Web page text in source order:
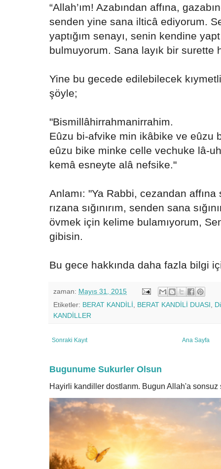
“Allah’ım! Azabından affına,
senden yine sana ilticâ ediyorum.
yaptığım senayı, senin kendine
bulmuyorum. Sana layık bir surette
Yine bu gecede edilebilecek
şöyle;
"Bismillâhirrahmanirrahim.
Eûzu bi-afvike min ikâbike ve eûzu
eûzu bike minke celle vechuke lâ-
kemâ esneyte alâ nefsike."
Anlamı: "Ya Rabbi, cezandan affına
rızana sığınırım, senden sana
övmek için kelime bulamıyorum,
gibisin.
Bu gece hakkında daha fazla bilgi
zaman: Mayıs 31, 2015
Etiketler: BERAT KANDİLİ BERAT KANDİLİ DUASI
KANDİLLER
Sonraki Kayıt Ana Sayfa
Bugunume Sukurler Olsun
Hayirli kandiller dostlarım. Bugun Allah'a